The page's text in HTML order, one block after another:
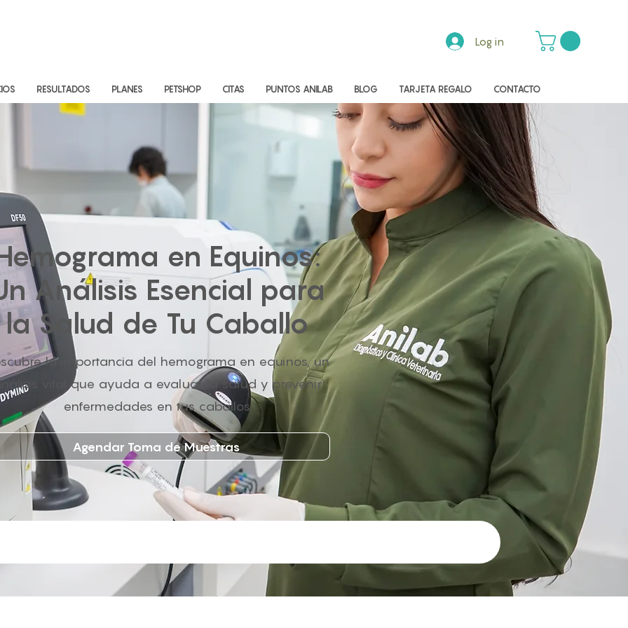
Log in
RESULTADOS PLANES PETSHOP CITAS PUNTOS ANILAB BLOG TARJETA REGALO CONTACTO
en Equinos:
Análisis Esencial para
la Salud de Tu Caballo
la importancia del hemograma en equinos, un
vital que ayuda a evaluar la salud y prevenir
enfermedades en tus caballos.
Agendar Toma de Muestras